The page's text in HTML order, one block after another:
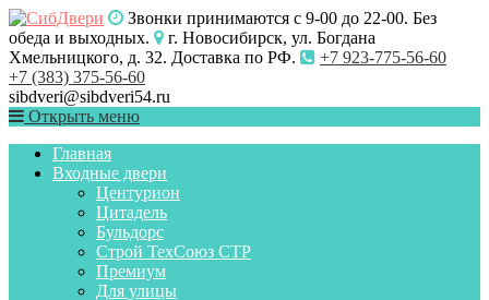
Звонки принимаются с 9-00 до 22-00. Без
обеда и выходных.
г. Новосибирск, ул. Богдана
Хмельницкого, д. 32. Доставка по РФ.
+7 923-775-56-60
+7 (383) 375-56-60
sibdveri@sibdveri54.ru
Открыть меню
Главная
Входные двери
Центурион
Цитадель
Бульдорс
Строй ТехСоюз СТР
Премиум
Для улицы